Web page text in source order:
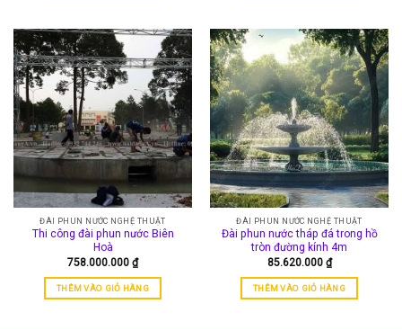
ĐÀI PHUN NƯỚC NGHỆ THUẬT
Thi công đài phun nước Biên
Hoà
758.000.000 ₫
THÊM VÀO GIỎ HÀNG
ĐÀI PHUN NƯỚC NGHỆ THUẬT
Đài phun nước tháp đá trong hồ
tròn đường kính 4m
85.620.000 ₫
THÊM VÀO GIỎ HÀNG